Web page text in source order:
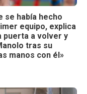
se había hecho
equipo, explica
puerta a volver y
tras su
manos con él»